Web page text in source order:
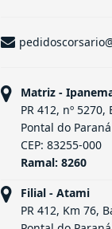
Matriz -
PR 412, nº
Pontal do
CEP: 83255-000
Ramal: 8260
Filial - Atami
PR 412, Km 76,